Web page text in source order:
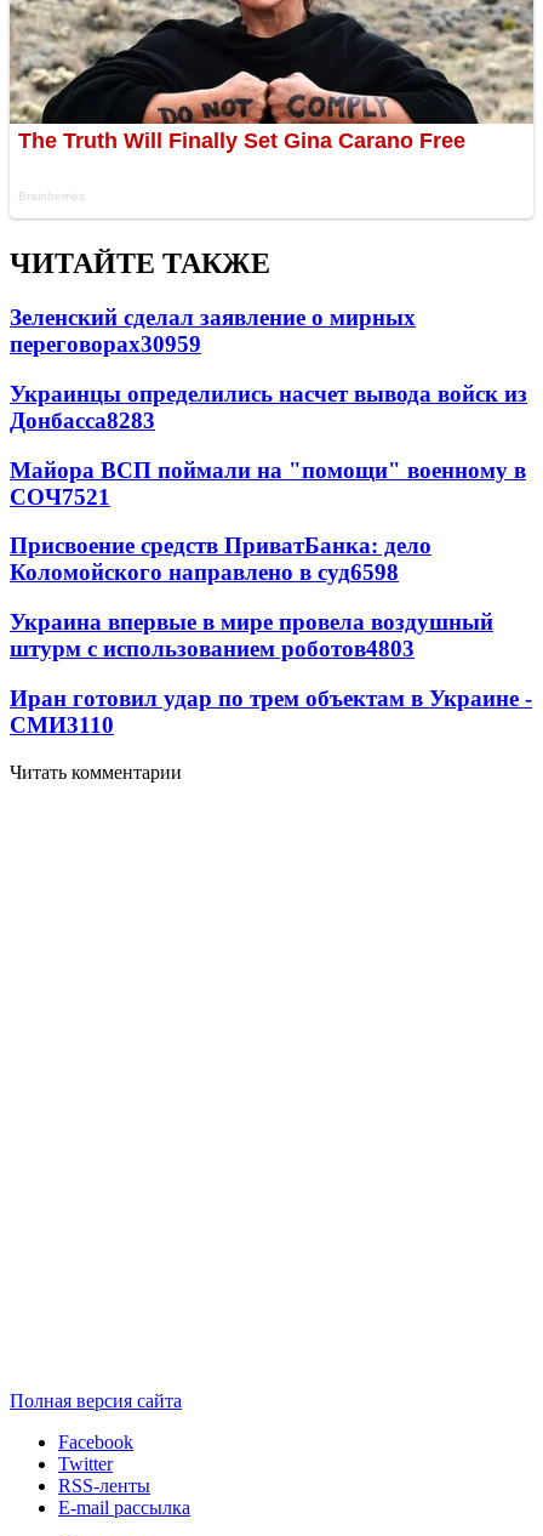
ЧИТАЙТЕ ТАКЖЕ
Зеленский сделал заявление о мирных
переговорах30959
Украинцы определились насчет вывода войск из
Донбасса8283
Майора ВСП поймали на "помощи" военному в
СОЧ7521
Присвоение средств ПриватБанка: дело
Коломойского направлено в суд6598
Украина впервые в мире провела воздушный
штурм с использованием роботов4803
Иран готовил удар по трем объектам в Украине -
СМИ3110
Читать комментарии
Полная версия сайта
Facebook
Twitter
RSS-ленты
E-mail рассылка